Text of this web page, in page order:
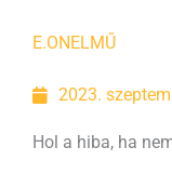
E.ON ELMŰ
2023.
Hol a hiba, ha